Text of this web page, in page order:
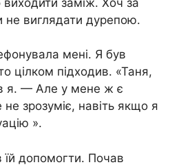
не виглядати дурепою.
мені. Я був
цілком підходив. «Таня,
я. — Але у мене ж є
зрозуміє, навіть якщо я
».
їй допомогти. Почав